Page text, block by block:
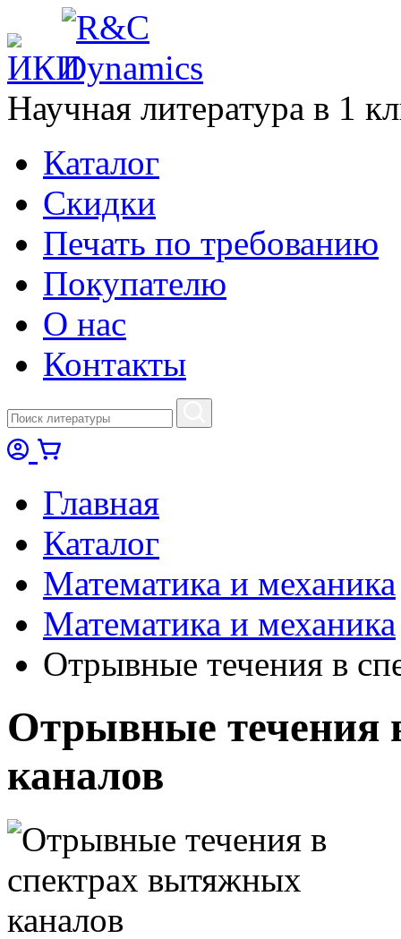
Научная литература в 1
Каталог
Cкидки
Печать по требованию
Покупателю
О нас
Контакты
Главная
Каталог
Математика и механика
Математика и механика
Отрывные течения в
Отрывные течения
каналов